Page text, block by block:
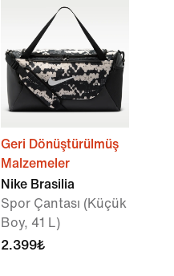
Geri Dönüştürülmüş
Malzemeler
Nike Brasilia
Spor Çantası (Küçük
Boy, 41 L)
2.399₺